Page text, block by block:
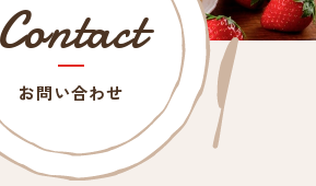
お問い合わせ